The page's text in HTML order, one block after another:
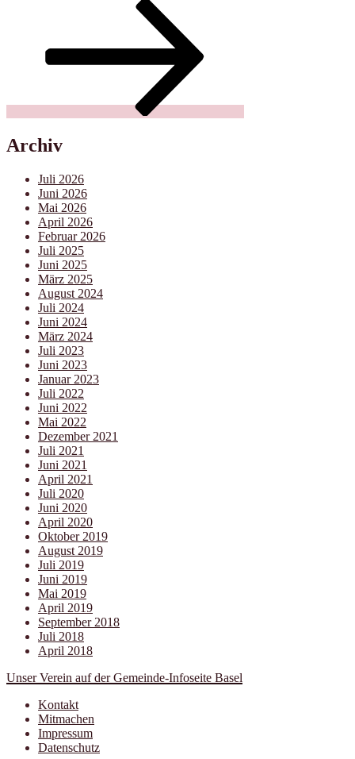
Archiv
Juli 2026
Juni 2026
Mai 2026
April 2026
Februar 2026
Juli 2025
Juni 2025
März 2025
August 2024
Juli 2024
Juni 2024
März 2024
Juli 2023
Juni 2023
Januar 2023
Juli 2022
Juni 2022
Mai 2022
Dezember 2021
Juli 2021
Juni 2021
April 2021
Juli 2020
Juni 2020
April 2020
Oktober 2019
August 2019
Juli 2019
Juni 2019
Mai 2019
April 2019
September 2018
Juli 2018
April 2018
Unser Verein auf der Gemeinde-Infoseite Basel
Kontakt
Mitmachen
Impressum
Datenschutz